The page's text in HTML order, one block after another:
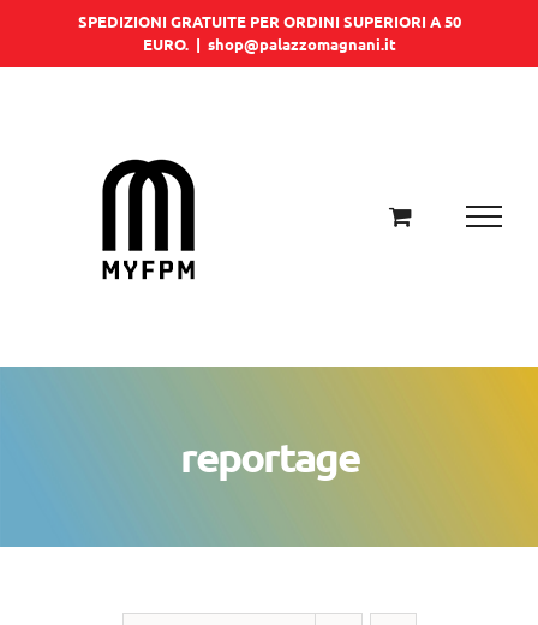
SPEDIZIONI GRATUITE PER ORDINI SUPERIORI A 50
EURO. | shop@palazzomagnani.it
reportage